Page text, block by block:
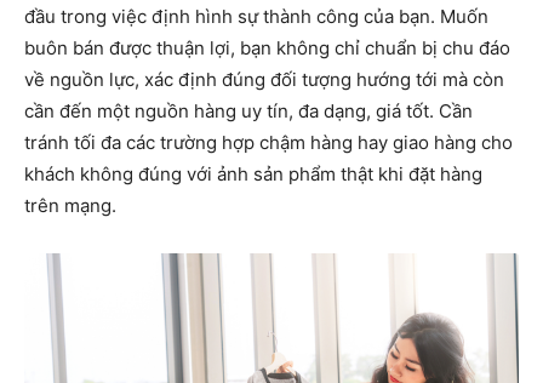
đầu trong việc định hình sự thành công của bạn. Muốn
buôn bán được thuận lợi, bạn không chỉ chuẩn bị chu đáo
về nguồn lực, xác định đúng đối tượng hướng tới mà còn
cần đến một nguồn hàng uy tín, đa dạng, giá tốt. Cần
tránh tối đa các trường hợp chậm hàng hay giao hàng cho
khách không đúng với ảnh sản phẩm thật khi đặt hàng
trên mạng.